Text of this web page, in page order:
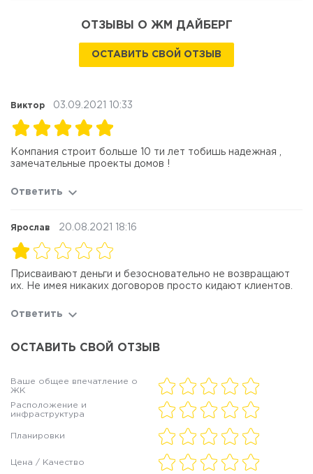
ОТЗЫВЫ О ЖМ ДАЙБЕРГ
ОСТАВИТЬ СВОЙ ОТЗЫВ
Виктор 03.09.2021 10:33
Компания строит больше 10 ти лет тобишь надежная ,
замечательные проекты домов !
Ответить
Ярослав 20.08.2021 18:16
Присваивают деньги и безосновательно не возвращают
их. Не имея никаких договоров просто кидают клиентов.
Ответить
ОСТАВИТЬ СВОЙ ОТЗЫВ
Ваше общее впечатление о
ЖК
Расположение и
инфраструктура
Планировки
Цена / Качество